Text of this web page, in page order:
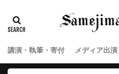
講演・執筆・寄付 メディア出演